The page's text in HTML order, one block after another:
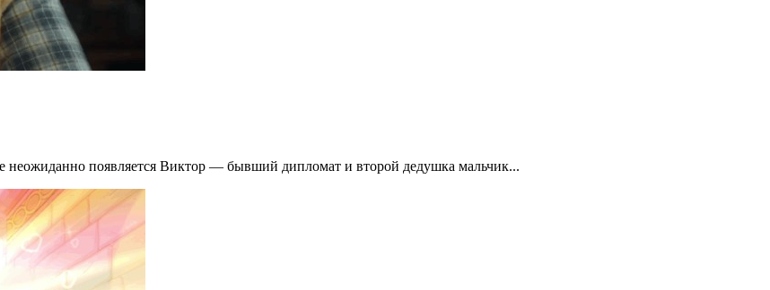
неожиданно появляется Виктор — бывший дипломат и второй дедушка мальчик...